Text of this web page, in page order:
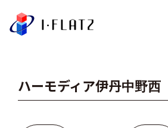
ハーモディア伊丹中野西